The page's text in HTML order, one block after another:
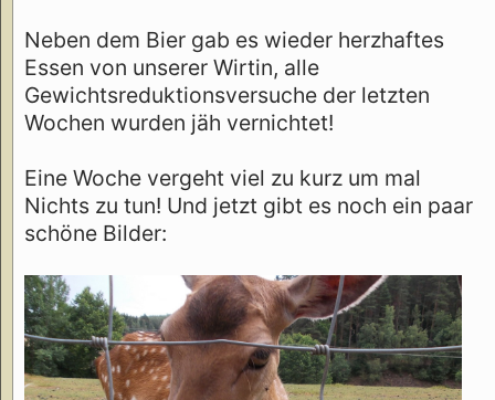
Neben dem Bier gab es wieder herzhaftes
Essen von unserer Wirtin, alle
Gewichtsreduktionsversuche der letzten
Wochen wurden jäh vernichtet!
Eine Woche vergeht viel zu kurz um mal
Nichts zu tun! Und jetzt gibt es noch ein paar
schöne Bilder: